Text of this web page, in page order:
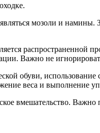
мозоли и
Важно не
обуви,
веса и выполнение
вмешательство.